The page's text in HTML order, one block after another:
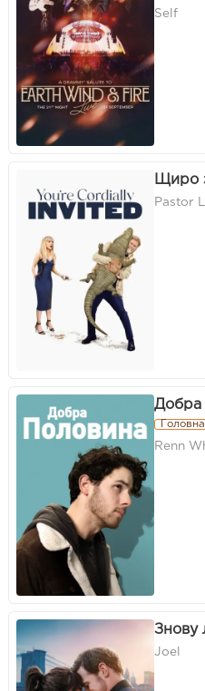
Self
Щиро
Pastor
Добра
Renn
Знову
Joel